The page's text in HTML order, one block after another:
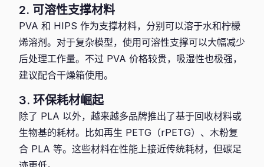
2. 可溶性支撑材料
PVA 和 HIPS 作为支撑材料，分别可以溶于水和柠檬
烯溶剂。对于复杂模型，使用可溶性支撑可以大幅减少
后处理工作量。不过 PVA 价格较贵，吸湿性也极强，
建议配合干燥箱使用。
3. 环保耗材崛起
除了 PLA 以外，越来越多品牌推出了基于回收材料或
生物基的耗材。比如再生 PETG（rPETG）、木粉复
合 PLA 等。这些材料在性能上接近传统耗材，但碳足